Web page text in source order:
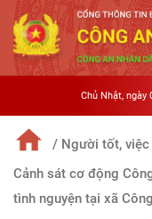
Chủ Nhật, ngày
/ Người tốt, việc
Cảnh sát cơ động
tình nguyện tại xã